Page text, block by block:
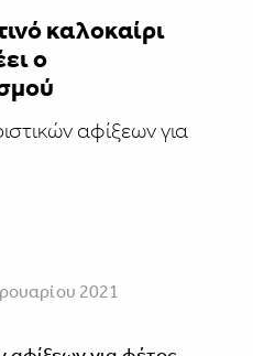
καλοκαίρι
ο
αφίξεων για
2021